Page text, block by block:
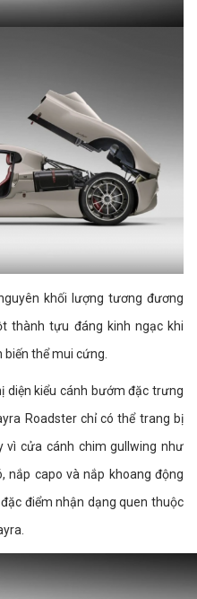
khối lượng tương đương
thành tựu đáng kinh ngạc khi
thể mui cứng.
diện kiểu cánh bướm đặc trưng
Roadster chỉ có thể trang bị
vì cửa cánh chim gullwing như
nắp capo và nắp khoang động
điểm nhận dạng quen thuộc